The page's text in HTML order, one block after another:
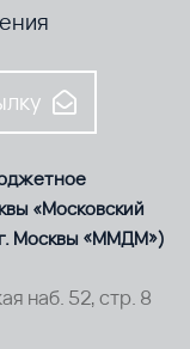
«Московский
Москвы «ММДМ»)
наб. 52, стр. 8